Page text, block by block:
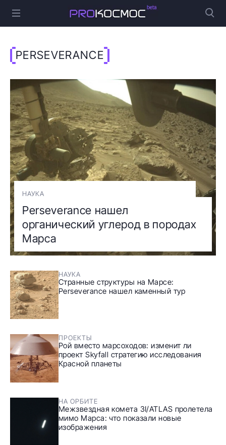
PERSEVERANCE
НАУКА
Perseverance нашел
органический углерод в породах
Марса
НАУКА
Странные структуры на Марсе:
Perseverance нашел каменный тур
ПРОЕКТЫ
Рой вместо марсоходов: изменит ли
проект Skyfall стратегию исследования
Красной планеты
НА ОРБИТЕ
Межзвездная комета 3I/ATLAS пролетела
мимо Марса: что показали новые
изображения